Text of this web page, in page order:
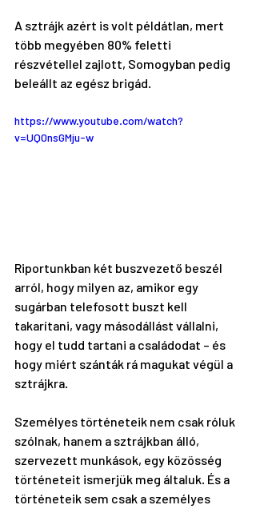
A sztrájk azért is volt példátlan, mert
több megyében 80% feletti
részvétellel zajlott, Somogyban pedig
beleállt az egész brigád.
https://www.youtube.com/watch?
v=UQ0nsGMju-w
Riportunkban két buszvezető beszél
arról, hogy milyen az, amikor egy
sugárban telefosott buszt kell
takarítani, vagy másodállást vállalni,
hogy el tudd tartani a családodat – és
hogy miért szánták rá magukat végül a
sztrájkra.
Személyes történeteik nem csak róluk
szólnak, hanem a sztrájkban álló,
szervezett munkások, egy közösség
történeteit ismerjük meg általuk. És a
történeteik sem csak a személyes